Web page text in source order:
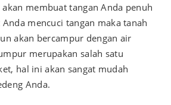
membuat tangan Anda penuh
Anda mencuci tangan maka tanah
akan bercampur dengan air
merupakan salah satu
hal ini akan sangat mudah
Anda.